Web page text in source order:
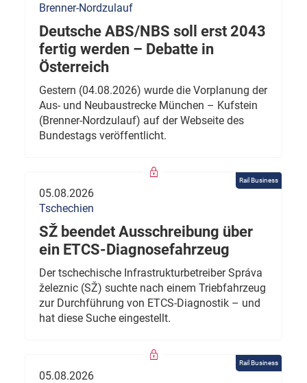
Brenner-Nordzulauf
Deutsche ABS/NBS soll erst 2043
fertig werden – Debatte in
Österreich
Gestern (04.08.2026) wurde die Vorplanung der
Aus- und Neubaustrecke München – Kufstein
(Brenner-Nordzulauf) auf der Webseite des
Bundestags veröffentlicht.
Rail Business
05.08.2026
Tschechien
SŽ beendet Ausschreibung über
ein ETCS-Diagnosefahrzeug
Der tschechische Infrastrukturbetreiber Správa
železnic (SŽ) suchte nach einem Triebfahrzeug
zur Durchführung von ETCS-Diagnostik – und
hat diese Suche eingestellt.
Rail Business
05.08.2026